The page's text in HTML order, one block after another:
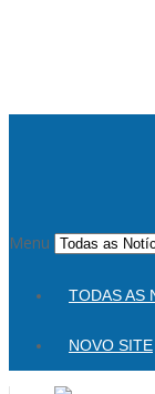
Menu
TODAS AS
NOVO SITE